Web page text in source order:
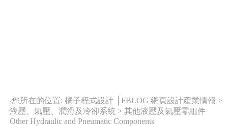
‧您所在的位置: 橘子程式設計 │FBLOG 網頁設計產業情報 >
液壓、氣壓、潤滑及冷卻系統 > 其他液壓及氣壓零組件
Other Hydraulic and Pneumatic Components